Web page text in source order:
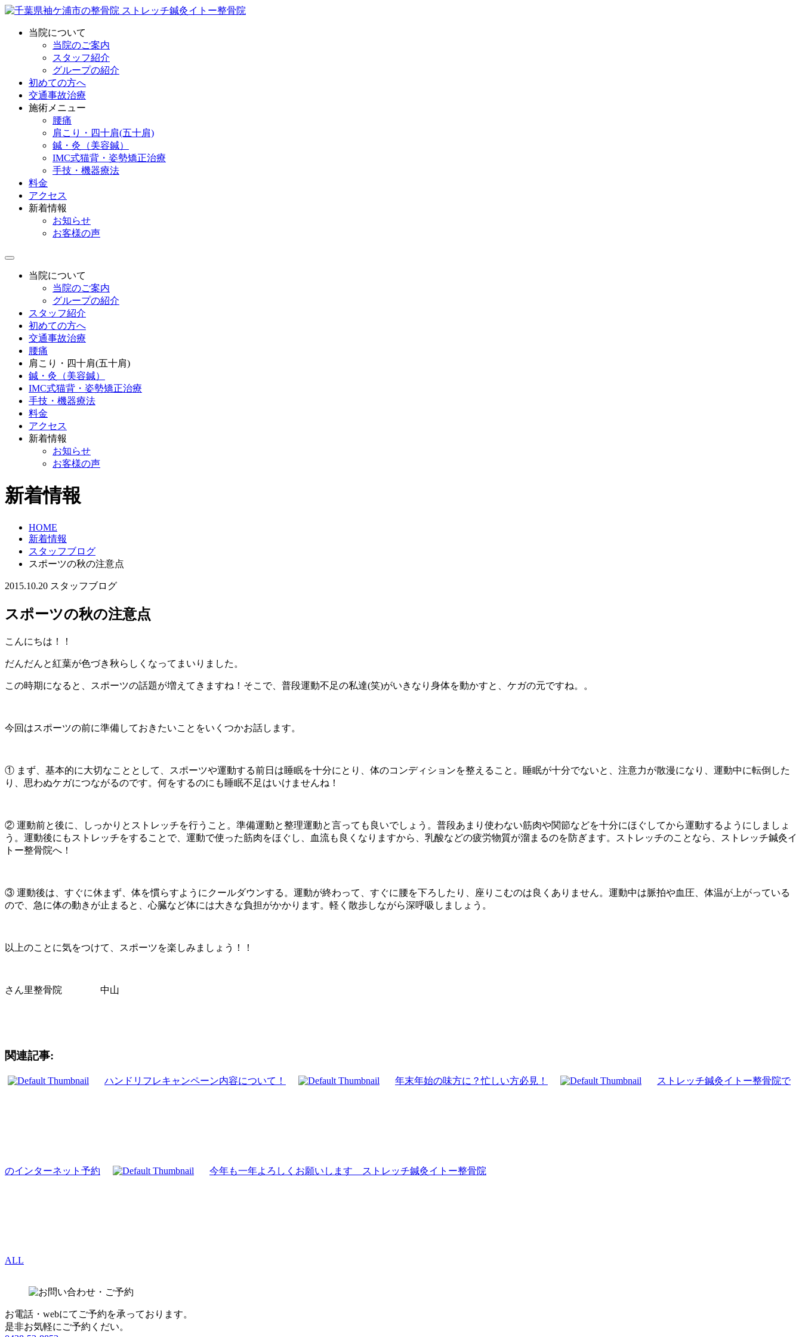
当院について
当院のご案内
スタッフ紹介
グループの紹介
初めての方へ
交通事故治療
施術メニュー
腰痛
肩こり・四十肩(五十肩)
鍼・灸（美容鍼）
IMC式猫背・姿勢矯正治療
手技・機器療法
料金
アクセス
新着情報
お知らせ
お客様の声
当院について
当院のご案内
グループの紹介
スタッフ紹介
初めての方へ
交通事故治療
腰痛
肩こり・四十肩(五十肩)
鍼・灸（美容鍼）
IMC式猫背・姿勢矯正治療
手技・機器療法
料金
アクセス
新着情報
お知らせ
お客様の声
新着情報
HOME
新着情報
スタッフブログ
スポーツの秋の注意点
2015.10.20 スタッフブログ
スポーツの秋の注意点
こんにちは！！
だんだんと紅葉が色づき秋らしくなってまいりました。
この時期になると、スポーツの話題が増えてきますね！そこで、普段運動不足の私達(笑)がいきなり身体を動かすと、ケガの元ですね。。
今回はスポーツの前に準備しておきたいことをいくつかお話します。
① まず、基本的に大切なこととして、スポーツや運動する前日は睡眠を十分にとり、体のコンディションを整えること。睡眠が十分でないと、注意力が散漫になり、運動中に転倒した
り、思わぬケガにつながるのです。何をするのにも睡眠不足はいけませんね！
② 運動前と後に、しっかりとストレッチを行うこと。準備運動と整理運動と言っても良いでしょう。普段あまり使わない筋肉や関節などを十分にほぐしてから運動するようにしましょ
う。運動後にもストレッチをすることで、運動で使った筋肉をほぐし、血流も良くなりますから、乳酸などの疲労物質が溜まるのを防ぎます。ストレッチのことなら、ストレッチ鍼灸イ
トー整骨院へ！
③ 運動後は、すぐに休まず、体を慣らすようにクールダウンする。運動が終わって、すぐに腰を下ろしたり、座りこむのは良くありません。運動中は脈拍や血圧、体温が上がっている
ので、急に体の動きが止まると、心臓など体には大きな負担がかかります。軽く散歩しながら深呼吸しましょう。
以上のことに気をつけて、スポーツを楽しみましょう！！
さん里整骨院 中山
関連記事:
ハンドリフレキャンペーン内容について！ 年末年始の味方に？忙しい方必見！ ストレッチ鍼灸イトー整骨院で
のインターネット予約 今年も一年よろしくお願いします ストレッチ鍼灸イトー整骨院
ALL
お電話・webにてご予約を承っております。
是非お気軽にご予約くだい。